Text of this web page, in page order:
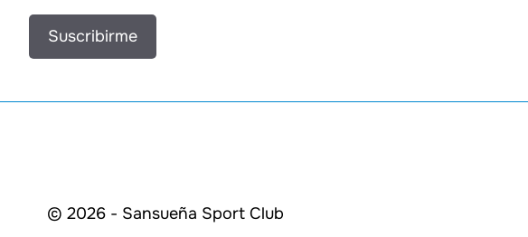
© 2026 - Sansueña Sport Club